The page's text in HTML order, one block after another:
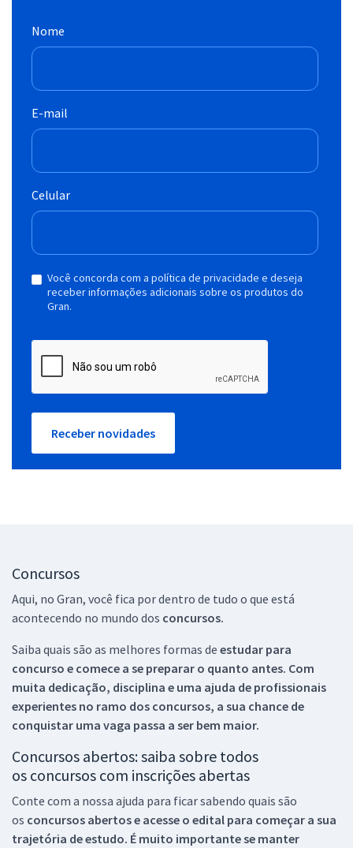
Nome
E-mail
Celular
Você concorda com a política de privacidade e deseja
receber informações adicionais sobre os produtos do
Gran.
Receber novidades
Concursos
Aqui, no Gran, você fica por dentro de tudo o que está
acontecendo no mundo dos concursos.
Saiba quais são as melhores formas de estudar para
concurso e comece a se preparar o quanto antes. Com
muita dedicação, disciplina e uma ajuda de profissionais
experientes no ramo dos concursos, a sua chance de
conquistar uma vaga passa a ser bem maior.
Concursos abertos: saiba sobre todos
os concursos com inscrições abertas
Conte com a nossa ajuda para ficar sabendo quais são
os concursos abertos e acesse o edital para começar a sua
trajetória de estudo. É muito importante se manter